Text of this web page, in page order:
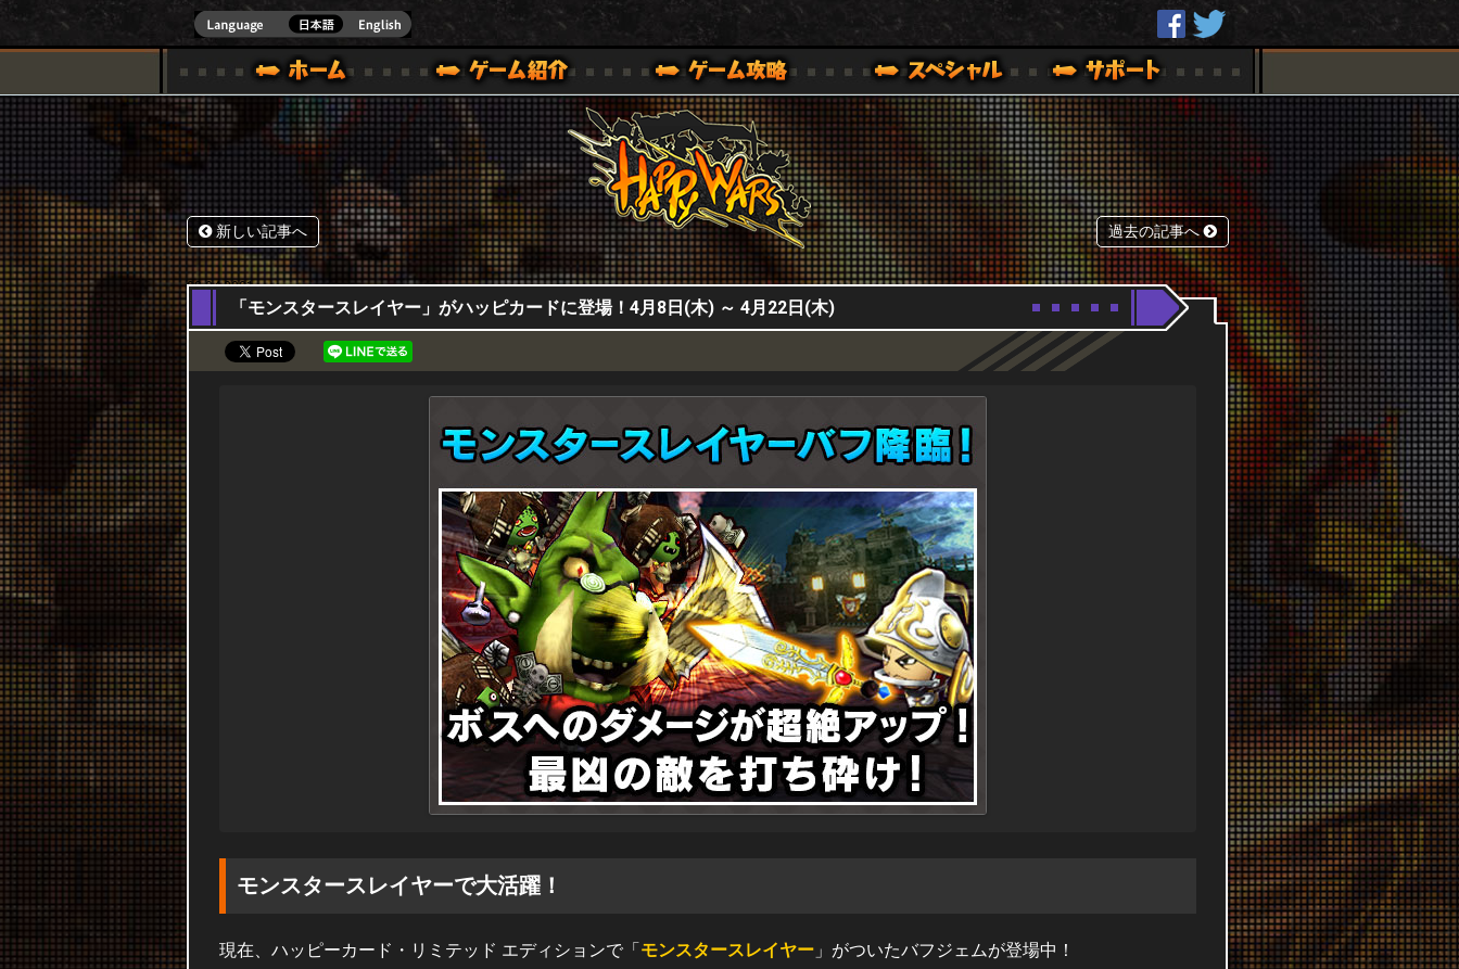
HappyWars
)公式サイト [ XBOX 360,XBOX ONE VER.]
ゲームガイド
スペシャル｜HAPPY WARS(ハッピーウォーズ)公式サイト [ XBOX 360,XBOX ONE VER.]
サポート | HAPPY WARS(ハッピーウォーズ)公式サイト [ XBOX 360,XBOX ONE VER.]
新しい記事へ 過去の記事へ
08,04,2021
「モンスタースレイヤー」がハッピカードに登場！4月8日(木) ～ 4月22日(木)
モンスタースレイヤーで大活躍！
現在、ハッピーカード・リミテッド エディションで「 モンスタースレイヤー 」がついたバフジェムが登場中！